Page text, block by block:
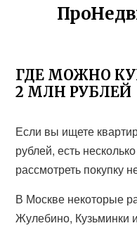
ГДЕ МОЖНО
2 МЛН РУБЛЕЙ
Если вы ищете
рублей, есть
рассмотреть покупку
В Москве некоторые
Жулебино, Кузьминки